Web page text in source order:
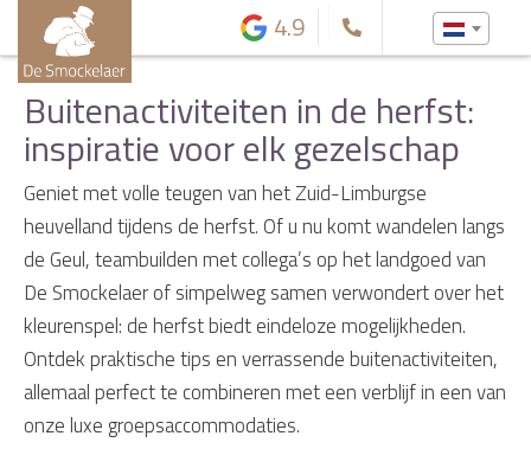
4.9
Buitenactiviteiten in de herfst:
inspiratie voor elk gezelschap
Geniet met volle teugen van het Zuid-Limburgse
heuvelland tijdens de herfst. Of u nu komt wandelen langs
de Geul, teambuilden met collega’s op het landgoed van
De Smockelaer of simpelweg samen verwondert over het
kleurenspel: de herfst biedt eindeloze mogelijkheden.
Ontdek praktische tips en verrassende buitenactiviteiten,
allemaal perfect te combineren met een verblijf in een van
onze luxe groepsaccommodaties.